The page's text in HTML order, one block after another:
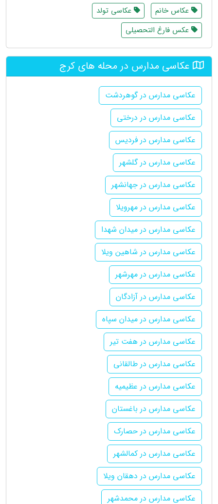
عکاس خانم
عکاسی تولد
عکس فارغ التحصیلی
عکاسی مدارس در محله های کرج
عکاسی مدارس در گوهردشت
عکاسی مدارس در درختی
عکاسی مدارس در فردیس
عکاسی مدارس در گلشهر
عکاسی مدارس در جهانشهر
عکاسی مدارس در مهرویلا
عکاسی مدارس در میدان شهدا
عکاسی مدارس در شاهین ویلا
عکاسی مدارس در مهرشهر
عکاسی مدارس در آزادگان
عکاسی مدارس در میدان سپاه
عکاسی مدارس در هفت تیر
عکاسی مدارس در طالقانی
عکاسی مدارس در عظیمیه
عکاسی مدارس در باغستان
عکاسی مدارس در حصارک
عکاسی مدارس در کمالشهر
عکاسی مدارس در دهقان ویلا
عکاسی مدارس در محمدشهر